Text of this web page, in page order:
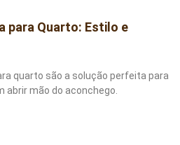
para Quarto: Estilo e
quarto são a solução perfeita para
abrir mão do aconchego.